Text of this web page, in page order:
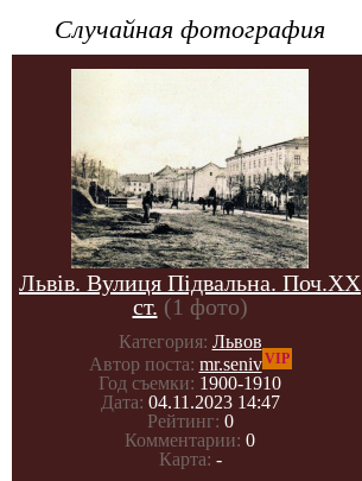
Случайная фотография
Львів. Вулиця Підвальна. Поч.XX
ст. (1 фото)
Категория: Львов
Автор поста: mr.senivVIP
Год съемки: 1900-1910
Дата: 04.11.2023 14:47
Рейтинг: 0
Комментарии: 0
Карта: -